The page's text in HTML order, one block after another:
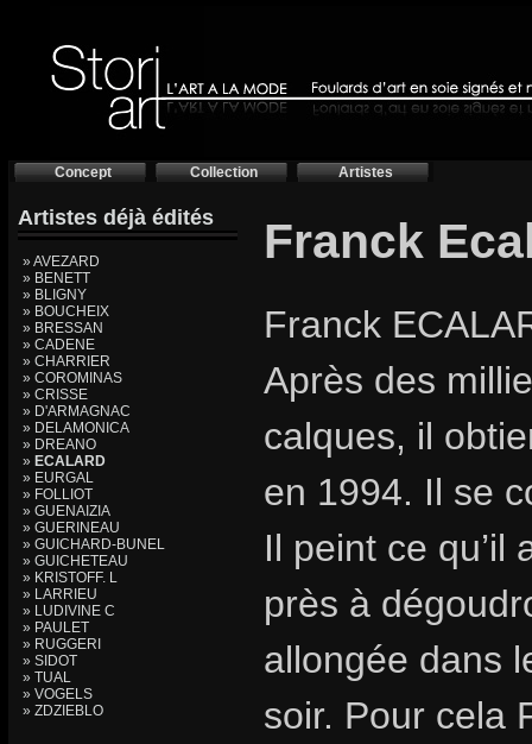
Concept Collection Artistes
Artistes déjà édités
» AVEZARD
» BENETT
» BLIGNY
» BOUCHEIX
» BRESSAN
» CADENE
» CHARRIER
» COROMINAS
» CRISSE
» D'ARMAGNAC
» DELAMONICA
» DREANO
» ECALARD
» EURGAL
» FOLLIOT
» GUENAIZIA
» GUERINEAU
» GUICHARD-BUNEL
» GUICHETEAU
» KRISTOFF. L
» LARRIEU
» LUDIVINE C
» PAULET
» RUGGERI
» SIDOT
» TUAL
» VOGELS
» ZDZIEBLO
Franck
Franck
Après des
calques, il
en 1994. Il se
Il peint ce qu’il
près à
allongée dans
soir. Pour cela